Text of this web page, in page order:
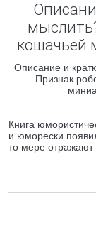
кошачьей
Описание и
Признак
Книга
и юморески
то мере отражают